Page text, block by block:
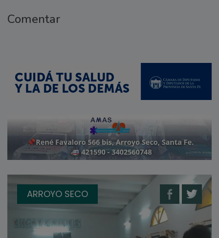
Comentar
ARROYO SECO